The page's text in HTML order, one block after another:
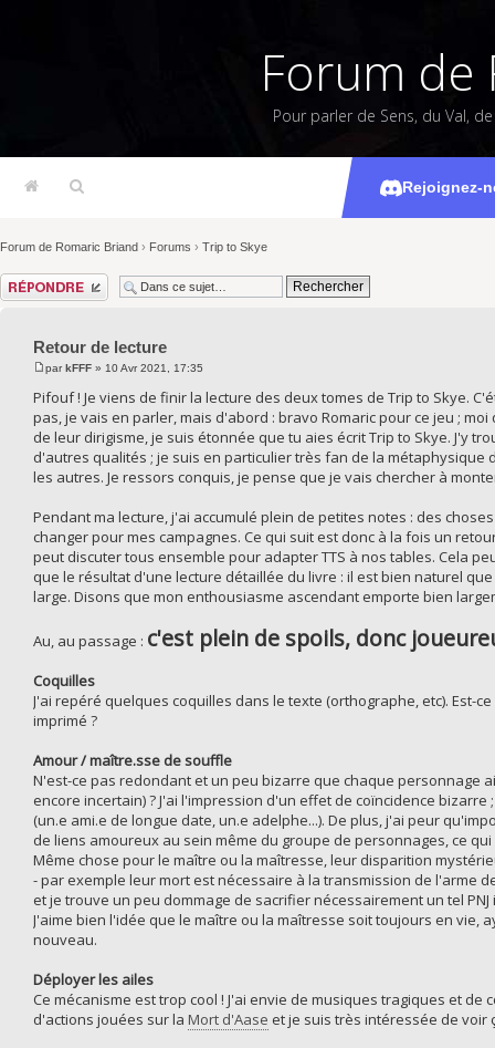
Forum de
Pour parler de Sens, du Val,
Rejoignez-
Forum de Romaric Briand › Forums › Trip to Skye
Répondre
Retour de lecture
parkFFF » 10 Avr 2021, 17:35
Pifouf ! Je viens de finir la lecture des deux tomes de Trip to Skye.
pas, je vais en parler, mais d'abord : bravo Romaric pour ce jeu ;
de leur dirigisme, je suis étonnée que tu aies écrit Trip to Skye. J'y
d'autres qualités ; je suis en particulier très fan de la
les autres. Je ressors conquis, je pense que je vais chercher à
Pendant ma lecture, j'ai accumulé plein de petites notes : des
changer pour mes campagnes. Ce qui suit est donc à la fois un
peut discuter tous ensemble pour adapter TTS à nos tables. Cela
que le résultat d'une lecture détaillée du livre : il est bien naturel
large. Disons que mon enthousiasme ascendant emporte bien
Au, au passage : c'est plein de spoils, donc
Coquilles
J'ai repéré quelques coquilles dans le texte (orthographe, etc). Est-
imprimé ?
Amour / maître.sse de souffle
N'est-ce pas redondant et un peu bizarre que chaque personnage
encore incertain) ? J'ai l'impression d'un effet de coïncidence
(un.e ami.e de longue date, un.e adelphe...). De plus, j'ai peur
de liens amoureux au sein même du groupe de personnages, ce
Même chose pour le maître ou la maîtresse, leur disparition
- par exemple leur mort est nécessaire à la transmission de l'arme
et je trouve un peu dommage de sacrifier nécessairement un tel
J'aime bien l'idée que le maître ou la maîtresse soit toujours en
nouveau.
Déployer les ailes
Ce mécanisme est trop cool ! J'ai envie de musiques tragiques et
d'actions jouées sur la Mort d'Aase et je suis très intéressée de voir